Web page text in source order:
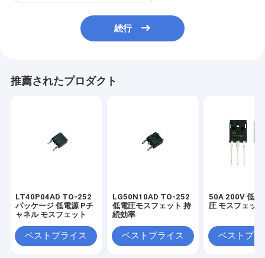
続行
推薦されたプロダクト
LT40P04AD TO-252
パッケージ 低電源 Pチ
ャネル モスフェット
ベストプライス
LG50N10AD TO-252
低電圧モスフェット 持
続効率
ベストプライス
50A 200V 低ゲ
圧 モスフェッ
ベストプラ